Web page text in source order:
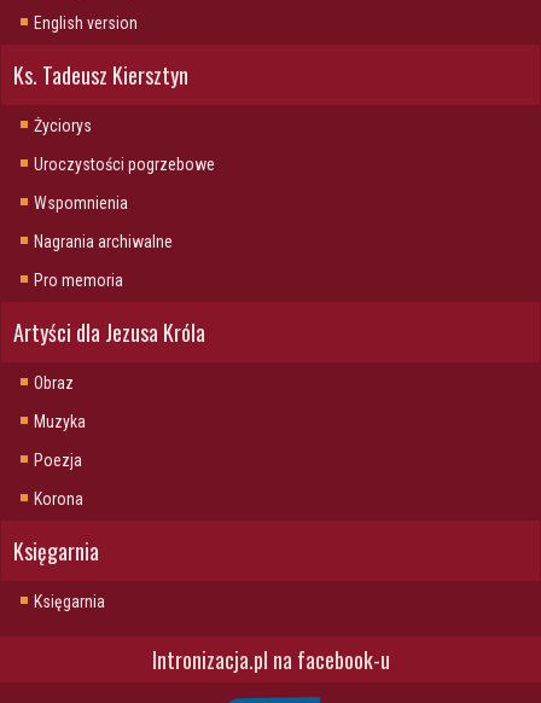
English version
Ks. Tadeusz Kiersztyn
Życiorys
Uroczystości pogrzebowe
Wspomnienia
Nagrania archiwalne
Pro memoria
Artyści dla Jezusa Króla
Obraz
Muzyka
Poezja
Korona
Księgarnia
Księgarnia
Intronizacja.pl na facebook-u